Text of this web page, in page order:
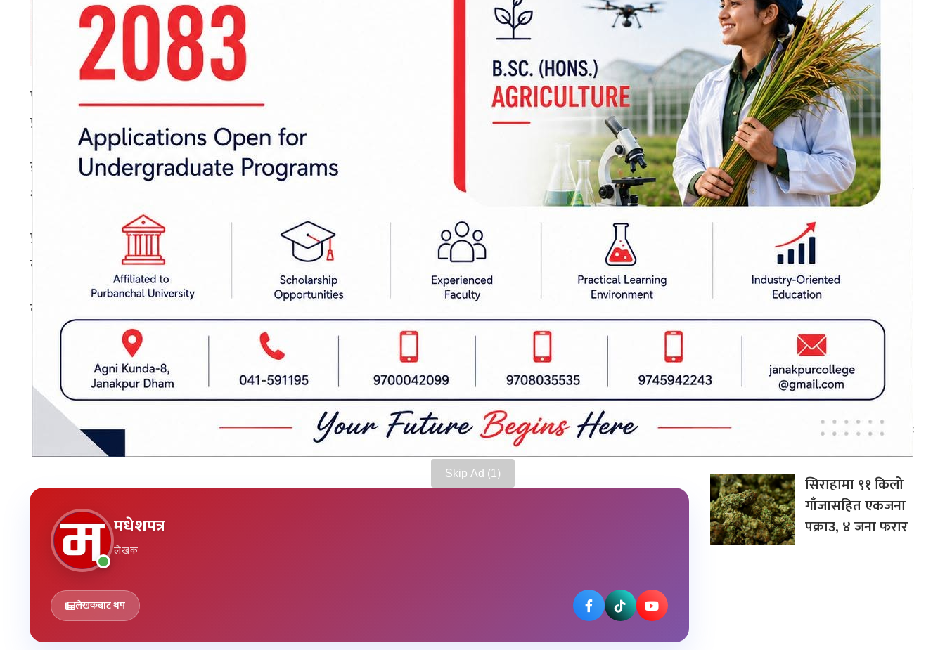
Skip Ad
पूर्वबाट पश्चिमतर्फ आउँदै गरेको प्रदेश १–०२–००२ ख ०४११४ नम्बरको ट्रकबाट यो परिमाणमा गाँजा बरामद भएको सुनसरी
प्रहरीले जनाएको छ।
इलाका प्रहरी कार्यालय भण्टाबारी र अस्थाई प्रहरी पोस्ट हरिपुरबाट खटिएको टोलीले ट्रक रोक्न खोज्दा चालक फरार भएपछि
शंका लागेर प्रहरीले चेकजाँच गर्दा गाँजा बरामद भएको प्रहरीले जनाएको छ।
प्रहरीका अनुसार ट्रकको माथिल्लो भागको छतभित्र फल्स बटम बनाइ १९ वटा बोरामा लुकाएर राखेको अवस्थामा गाँजा
बरामद भएको हो।
बरामद भएको गाँजाबारे आवश्यक अनुसन्धान भइरहेको सुनसरी प्रहरीले जनाएको छ।
प्रकाशित मिति: २०८१ कार्तिक १७, शनिबार १४:१८
मधेशपत्र
लेखक
लेखकबाट थप
मोर्चा सत्ताको लागि
होइन, सङ्घर्षका
लागि बनेको हो :
सीके राउत
नेपाल प्रिमियर लिग :
हरमित सिंह जनकपुर
बोल्ट्सको कप्तान
कांग्रेसको आत्मा नमर्ने
गरी एकताबद्ध
बनाउँछौँ: गगन थापा
लागुऔषधसहित
विभिन्न स्थानबाट २०
जना पक्राउ
बन्द र घाटामा
थलिएका केही
उद्योगमा आशालाग्दा
परिणाम देखिन थाले :
सिराहामा ९१ किलो
गाँजासहित एकजना
पक्राउ, ४ जना फरार